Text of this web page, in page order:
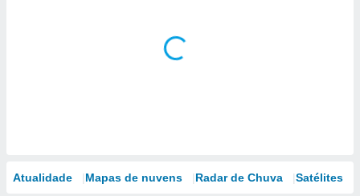
Atualidade Mapas de nuvens Radar de Chuva Satélites